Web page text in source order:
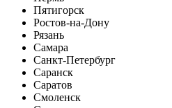
Пятигорск
Ростов-на-Дону
Рязань
Самара
Санкт-Петербург
Саранск
Саратов
Смоленск